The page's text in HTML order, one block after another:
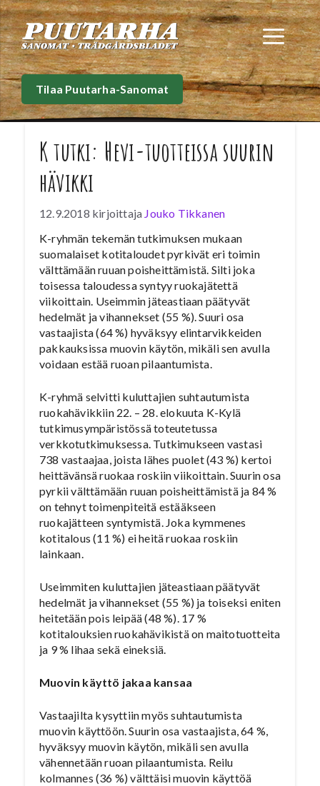
Siirry
sisältöön
Tilaa Puutarha-Sanomat
K tutki: Hevi-tuotteissa suurin
hävikki
12.9.2018 kirjoittaja Jouko Tikkanen
K-ryhmän tekemän tutkimuksen mukaan
suomalaiset kotitaloudet pyrkivät eri toimin
välttämään ruuan poisheittämistä. Silti joka
toisessa taloudessa syntyy ruokajätettä
viikoittain. Useimmin jäteastiaan päätyvät
hedelmät ja vihannekset (55 %). Suuri osa
vastaajista (64 %) hyväksyy elintarvikkeiden
pakkauksissa muovin käytön, mikäli sen avulla
voidaan estää ruoan pilaantumista.
K-ryhmä selvitti kuluttajien suhtautumista
ruokahävikkiin 22. – 28. elokuuta K-Kylä
tutkimusympäristössä toteutetussa
verkkotutkimuksessa. Tutkimukseen vastasi
738 vastaajaa, joista lähes puolet (43 %) kertoi
heittävänsä ruokaa roskiin viikoittain. Suurin osa
pyrkii välttämään ruuan poisheittämistä ja 84 %
on tehnyt toimenpiteitä estääkseen
ruokajätteen syntymistä. Joka kymmenes
kotitalous (11 %) ei heitä ruokaa roskiin
lainkaan.
Useimmiten kuluttajien jäteastiaan päätyvät
hedelmät ja vihannekset (55 %) ja toiseksi eniten
heitetään pois leipää (48 %). 17 %
kotitalouksien ruokahävikistä on maitotuotteita
ja 9 % lihaa sekä eineksiä.
Muovin käyttö jakaa kansaa
Vastaajilta kysyttiin myös suhtautumista
muovin käyttöön. Suurin osa vastaajista, 64 %,
hyväksyy muovin käytön, mikäli sen avulla
vähennetään ruoan pilaantumista. Reilu
kolmannes (36 %) välttäisi muovin käyttöä